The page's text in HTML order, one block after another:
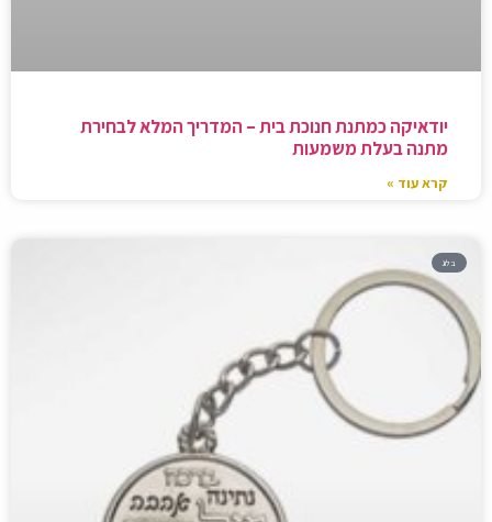
יודאיקה כמתנת חנוכת בית – המדריך המלא לבחירת
מתנה בעלת משמעות
קרא עוד »